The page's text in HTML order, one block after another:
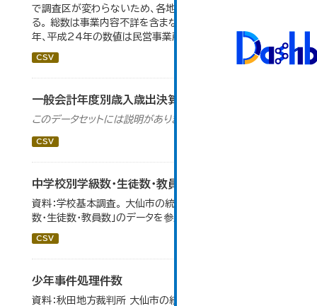
で調査区が変わらないため、各地域の数値を合算してい
る。 総数は事業内容不詳を含まない。平成11年、平成16
年、平成24年の数値は民営事業所のみの数値。...
CSV
一般会計年度別歳入歳出決算額の推移
このデータセットには説明がありません
CSV
中学校別学級数・生徒数・教員数
資料：学校基本調査。 大仙市の統計「14-6 中学校別学級
数・生徒数・教員数」のデータを参照しています。
CSV
少年事件処理件数
資料：秋田地方裁判所 大仙市の統計「12-16 少年事件」の